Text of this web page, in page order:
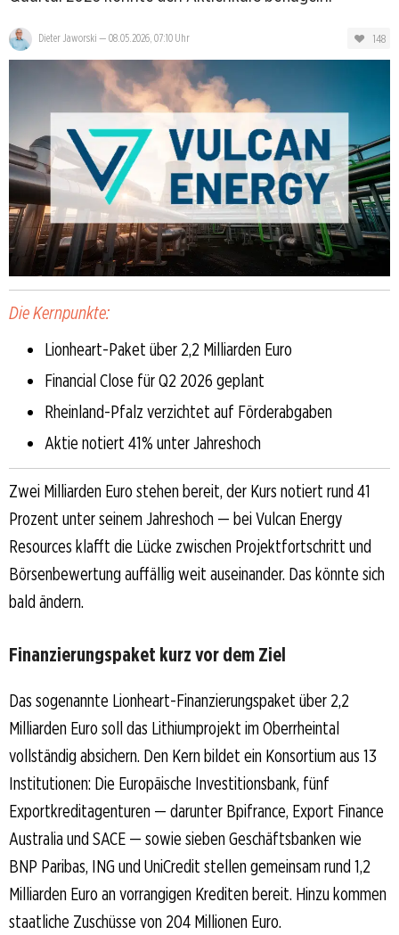
Dieter Jaworski — 08.05.2026, 07:10 Uhr 148
Die Kernpunkte:
Lionheart-Paket über 2,2 Milliarden Euro
Financial Close für Q2 2026 geplant
Rheinland-Pfalz verzichtet auf Förderabgaben
Aktie notiert 41% unter Jahreshoch
Zwei Milliarden Euro stehen bereit, der Kurs notiert rund 41
Prozent unter seinem Jahreshoch — bei Vulcan Energy
Resources klafft die Lücke zwischen Projektfortschritt und
Börsenbewertung auffällig weit auseinander. Das könnte sich
bald ändern.
Finanzierungspaket kurz vor dem Ziel
Das sogenannte Lionheart-Finanzierungspaket über 2,2
Milliarden Euro soll das Lithiumprojekt im Oberrheintal
vollständig absichern. Den Kern bildet ein Konsortium aus 13
Institutionen: Die Europäische Investitionsbank, fünf
Exportkreditagenturen — darunter Bpifrance, Export Finance
Australia und SACE — sowie sieben Geschäftsbanken wie
BNP Paribas, ING und UniCredit stellen gemeinsam rund 1,2
Milliarden Euro an vorrangigen Krediten bereit. Hinzu kommen
staatliche Zuschüsse von 204 Millionen Euro.